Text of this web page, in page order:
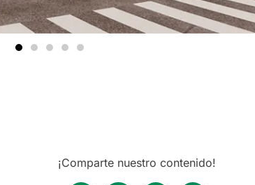
¡Comparte nuestro contenido!